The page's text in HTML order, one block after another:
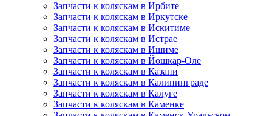
Запчасти к коляскам в Ирбите
Запчасти к коляскам в Иркутске
Запчасти к коляскам в Искитиме
Запчасти к коляскам в Истрае
Запчасти к коляскам в Ишиме
Запчасти к коляскам в Йошкар-Оле
Запчасти к коляскам в Казани
Запчасти к коляскам в Калининграде
Запчасти к коляскам в Калуге
Запчасти к коляскам в Каменке